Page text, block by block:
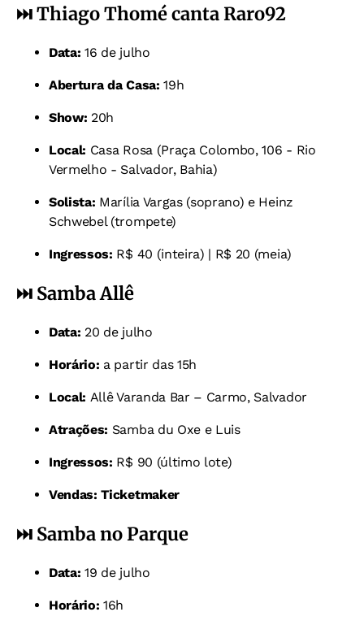
⏭️Thiago Thomé canta Raro92
Data:16 de julho
Abertura da Casa: 19h
Show: 20h
Local: Casa Rosa (Praça Colombo, 106 - Rio
Vermelho - Salvador, Bahia)
Solista: Marília Vargas (soprano) e Heinz
Schwebel (trompete)
Ingressos: R$ 40 (inteira) | R$ 20 (meia)
⏭️ Samba Allê
Data: 20 de julho
Horário: a partir das 15h
Local: Allê Varanda Bar – Carmo, Salvador
Atrações: Samba du Oxe e Luis
Ingressos: R$ 90 (último lote)
Vendas:Ticketmaker
⏭️ Samba no Parque
Data:19 de julho
Horário: 16h